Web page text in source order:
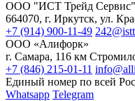
ООО "ИСТ Трейд Сервис"
664070, г. Иркутск, ул.
+7 (914) 900-11-49
ООО «Алифорк»
г. Самара, 116 км
+7 (846) 215-01-11
Единый номер по всей
Whatsapp Telegram